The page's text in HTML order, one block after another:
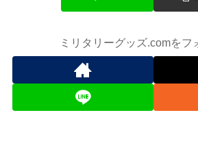
ミリタリーグッズ.comをフ